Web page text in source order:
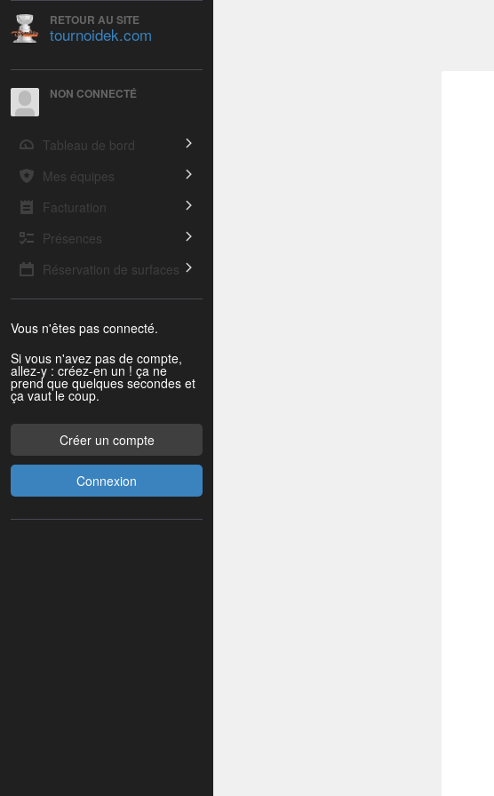
RETOUR AU SITE
tournoidek.com
NON CONNECTÉ
Tableau de bord
Mes équipes
Facturation
Présences
Réservation de surfaces
Vous n'êtes pas connecté.
Si vous n'avez pas de compte,
allez-y : créez-en un ! ça ne
prend que quelques secondes et
ça vaut le coup.
Créer un compte
Connexion